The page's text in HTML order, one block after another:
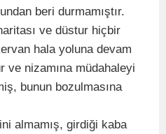
beri durmamıştır.
ve düstur hiçbir
hala yoluna devam
ve nizamına müdahaleyi
bunun bozulmasına
almamış, girdiği kaba